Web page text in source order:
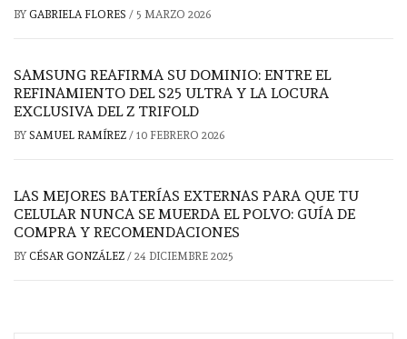
BY GABRIELA FLORES / 5 MARZO 2026
SAMSUNG REAFIRMA SU DOMINIO: ENTRE EL
REFINAMIENTO DEL S25 ULTRA Y LA LOCURA
EXCLUSIVA DEL Z TRIFOLD
BY SAMUEL RAMÍREZ / 10 FEBRERO 2026
LAS MEJORES BATERÍAS EXTERNAS PARA QUE TU
CELULAR NUNCA SE MUERDA EL POLVO: GUÍA DE
COMPRA Y RECOMENDACIONES
BY CÉSAR GONZÁLEZ / 24 DICIEMBRE 2025